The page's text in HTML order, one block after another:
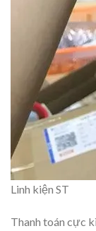
Linh kiện ST
Thanh toán cực